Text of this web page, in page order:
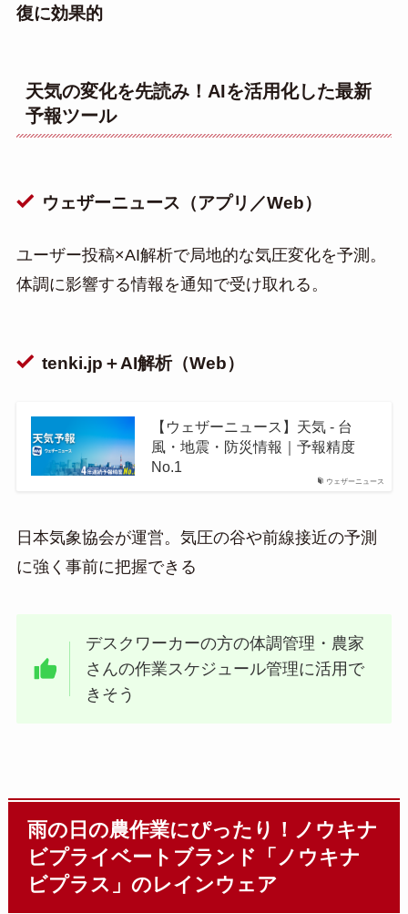
復に効果的
天気の変化を先読み！AIを活用化した最新
予報ツール
ウェザーニュース（アプリ／Web）
ユーザー投稿×AI解析で局地的な気圧変化を予測。
体調に影響する情報を通知で受け取れる。
tenki.jp＋AI解析（Web）
ウェザーニュース
【ウェザーニュース】天気 - 台
風・地震・防災情報｜予報精度
No.1
日本気象協会が運営。気圧の谷や前線接近の予測
に強く事前に把握できる
デスクワーカーの方の体調管理・農家
さんの作業スケジュール管理に活用で
きそう
雨の日の農作業にぴったり！ノウキナ
ビプライベートブランド「ノウキナ
ビプラス」のレインウェア